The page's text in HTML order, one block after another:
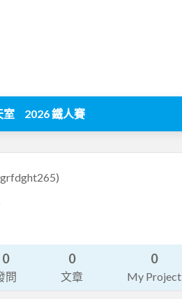
室 2026 鐵人賽
0
問
0
文章
0
My Project